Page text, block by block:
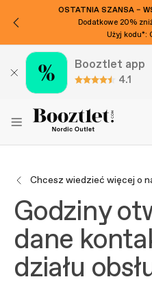
OSTATNIA SZANSA –
Dodatkowe 20%
Użyj kodu*:
Booztlet app
4.1
Chcesz wiedzieć więcej o
Godziny
dane
działu